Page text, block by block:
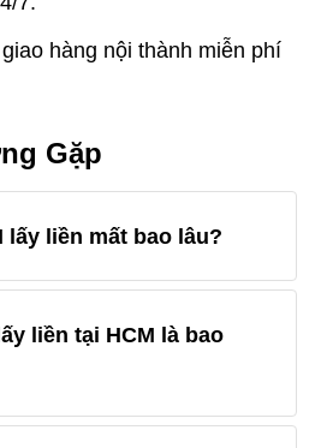
hàng nội thành miễn phí
Gặp
lấy liền mất bao lâu?
liền tại HCM là bao